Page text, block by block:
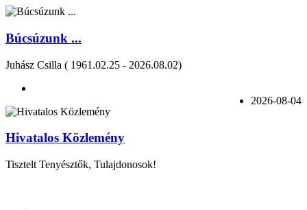
Búcsúzunk ...
Juhász Csilla ( 1961.02.25 - 2026.08.02)
2026-08-04
Hivatalos Közlemény
Tisztelt Tenyésztők, Tulajdonosok!